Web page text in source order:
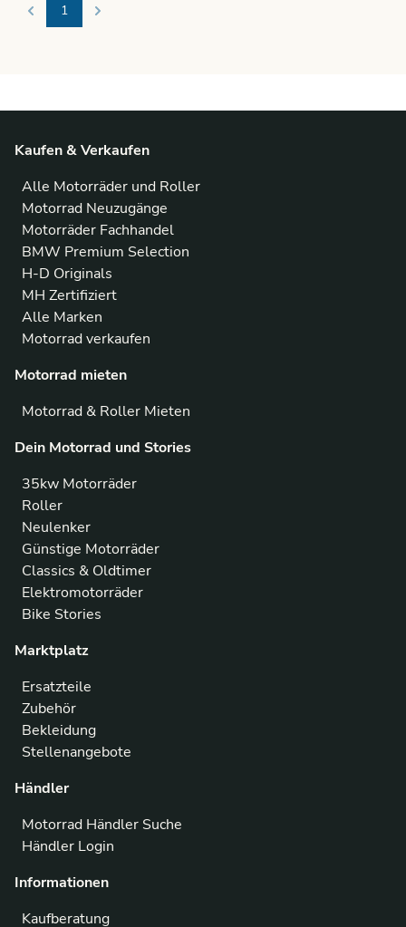
Previous
1 Next
Kaufen & Verkaufen
Alle Motorräder und Roller
Motorrad Neuzugänge
Motorräder Fachhandel
BMW Premium Selection
H-D Originals
MH Zertifiziert
Alle Marken
Motorrad verkaufen
Motorrad mieten
Motorrad & Roller Mieten
Dein Motorrad und Stories
35kw Motorräder
Roller
Neulenker
Günstige Motorräder
Classics & Oldtimer
Elektromotorräder
Bike Stories
Marktplatz
Ersatzteile
Zubehör
Bekleidung
Stellenangebote
Händler
Motorrad Händler Suche
Händler Login
Informationen
Kaufberatung